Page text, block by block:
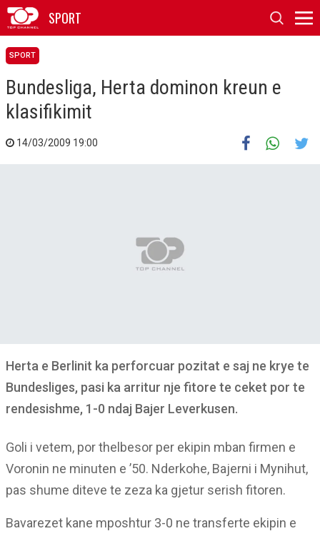
SPORT
SPORT
Bundesliga, Herta dominon kreun e
klasifikimit
14/03/2009 19:00
Herta e Berlinit ka perforcuar pozitat e saj ne krye te
Bundesliges, pasi ka arritur nje fitore te ceket por te
rendesishme, 1-0 ndaj Bajer Leverkusen.
Goli i vetem, por thelbesor per ekipin mban firmen e
Voronin ne minuten e ’50. Nderkohe, Bajerni i Mynihut,
pas shume diteve te zeza ka gjetur serish fitoren.
Bavarezet kane mposhtur 3-0 ne transferte ekipin e